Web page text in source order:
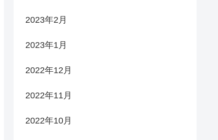
2023年2月
2023年1月
2022年12月
2022年11月
2022年10月